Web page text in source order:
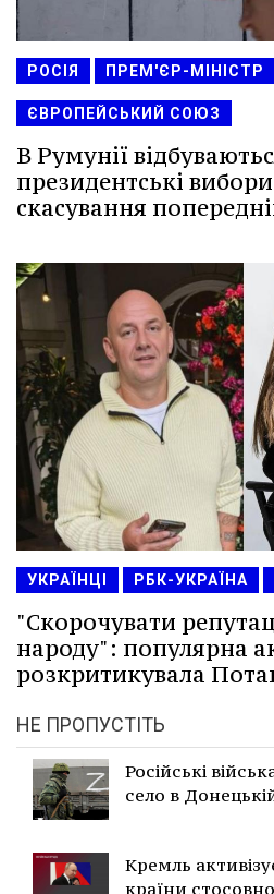
РОСІЯ ПРЕМ'ЄР-МІНІСТР
ЄВРОПЕЙСЬКИЙ СОЮЗ
В Румунії
президентські вибори
скасування
УКРАЇНЦІ РБК-УКРАЇНА
"Скорочувати
народу": популярна
розкритикувала
НЕ ПРОПУСТІТЬ
Російські
село в
Кремль
країни